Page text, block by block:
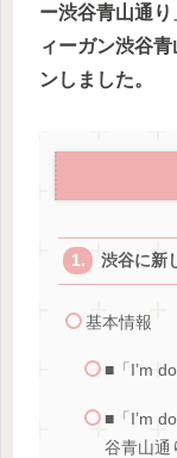
ー渋谷青山通
ィーガン渋谷
ンしました。
渋谷に新
基本情報
■「I’m
■「I’m
谷青山通